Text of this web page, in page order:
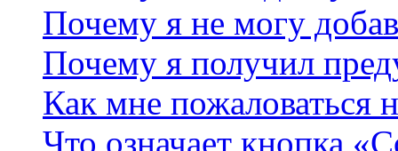
Почему я не могу
Почему я получил
Как мне пожаловаться
Что означает кнопка